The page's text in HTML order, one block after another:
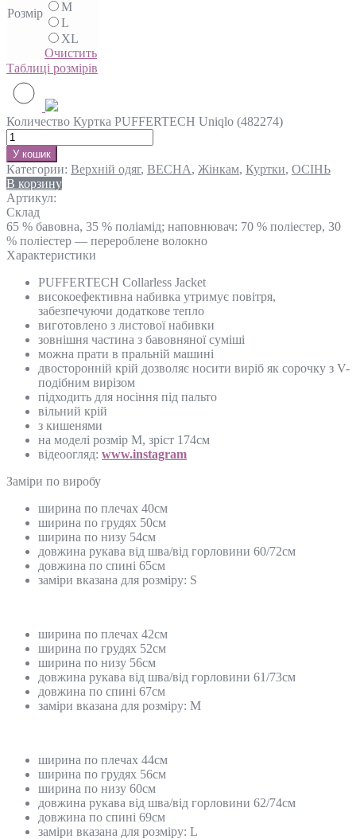
Розмір
M
L
XL
Очистить
Таблиці розмірів
Количество Куртка PUFFERTECH Uniqlo (482274)
У кошик
Категории: Верхній одяг, ВЕСНА, Жінкам, Куртки, ОСІНЬ
В корзину
Артикул:
Склад
65 % бавовна, 35 % поліамід; наповнювач: 70 % поліестер, 30
% поліестер — перероблене волокно
Характеристики
PUFFERTECH Collarless Jacket
високоефективна набивка утримує повітря,
забезпечуючи додаткове тепло
виготовлено з листової набивки
зовнішня частина з бавовняної суміші
можна прати в пральній машині
двосторонній крій дозволяє носити виріб як сорочку з V-
подібним вирізом
підходить для носіння під пальто
вільний крій
з кишенями
на моделі розмір М, зріст 174см
відеоогляд: www.instagram
Замiри по виробу
ширина по плечах 40см
ширина по грудях 50см
ширина по низу 54см
довжина рукава від шва/від горловини 60/72см
довжина по спині 65см
заміри вказана для розміру: S
ширина по плечах 42см
ширина по грудях 52см
ширина по низу 56см
довжина рукава від шва/від горловини 61/73см
довжина по спині 67см
заміри вказана для розміру: M
ширина по плечах 44см
ширина по грудях 56см
ширина по низу 60см
довжина рукава від шва/від горловини 62/74см
довжина по спині 69см
заміри вказана для розміру: L